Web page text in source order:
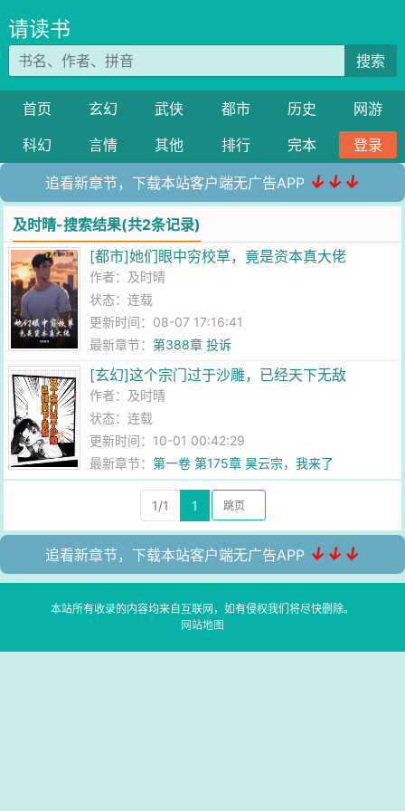
请读书
搜索
首页 玄幻 武侠 都市 历史
网游
科幻
言情 其他 排行 完本 登录
追看新章节，下载本站客户端无广告APP ↓↓↓
及时晴-搜索结果(共2条记录)
[都市]她们眼中穷校草，竟是资本真大佬
作者： 及时晴
状态：连载
更新时间：08-07 17:16:41
最新章节：第388章 投诉
[玄幻]这个宗门过于沙雕，已经天下无敌
作者： 及时晴
状态：连载
更新时间：10-01 00:42:29
最新章节：第一卷 第175章 昊云宗，我来了
1/1 1
追看新章节，下载本站客户端无广告APP ↓↓↓
本站所有收录的内容均来自互联网，如有侵权我们将尽快删除。
网站地图